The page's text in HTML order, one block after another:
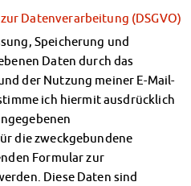
Datenverarbeitung (DSGVO)
Speicherung und
Daten durch das
der Nutzung meiner E-Mail-
ich hiermit ausdrücklich
die zweckgebundene
Formular zur
Diese Daten sind